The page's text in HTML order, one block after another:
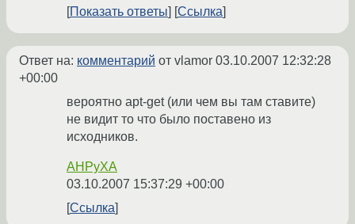
Показать ответы Ссылка
Ответ на: комментарий от vlamor 03.10.2007 12:32:28
+00:00
вероятно apt-get (или чем вы там ставите)
не видит то что было поставено из
исходников.
AHPyXA
03.10.2007 15:37:29 +00:00
Ссылка